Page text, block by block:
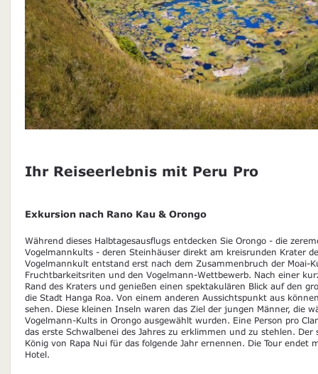
Ihr Reiseerlebnis mit Peru Pro
Exkursion nach Rano Kau & Orongo
Während dieses Halbtagesausflugs entdecken Sie Orongo - die
Vogelmannkults - deren Steinhäuser direkt am kreisrunden Krater
Vogelmannkult entstand erst nach dem Zusammenbruch der Moai-
Fruchtbarkeitsriten und den Vogelmann-Wettbewerb. Nach einer
Rand des Kraters und genießen einen spektakulären Blick auf den
die Stadt Hanga Roa. Von einem anderen Aussichtspunkt aus
sehen. Diese kleinen Inseln waren das Ziel der jungen Männer, die
Vogelmann-Kults in Orongo ausgewählt wurden. Eine Person pro
das erste Schwalbenei des Jahres zu erklimmen und zu stehlen. Der
König von Rapa Nui für das folgende Jahr ernennen. Die Tour endet
Hotel.